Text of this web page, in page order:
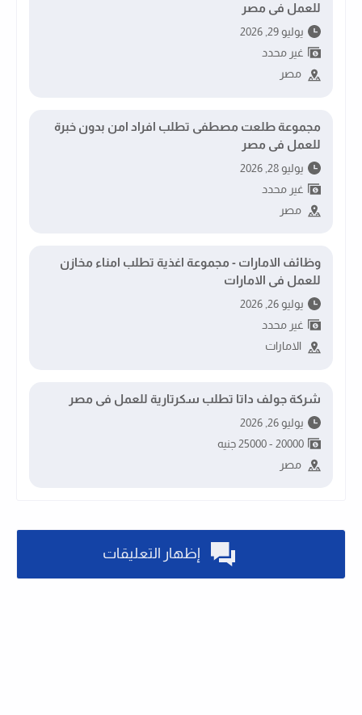
للعمل فى مصر
يوليو 29, 2026
غير محدد
مصر
مجموعة طلعت مصطفى تطلب افراد امن بدون خبرة
للعمل فى مصر
يوليو 28, 2026
غير محدد
مصر
وظائف الامارات - مجموعة اغذية تطلب امناء مخازن
للعمل فى الامارات
يوليو 26, 2026
غير محدد
الامارات
شركة جولف داتا تطلب سكرتارية للعمل فى مصر
يوليو 26, 2026
20000 - 25000 جنيه
مصر
إظهار التعليقات